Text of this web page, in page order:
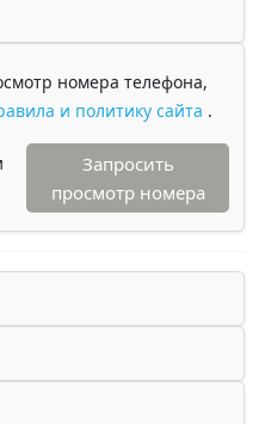
номера телефона,
и политику сайта .
Запросить
просмотр номера